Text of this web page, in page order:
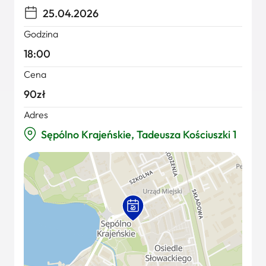
25.04.2026
Godzina
18:00
Cena
90zł
Adres
Sępólno Krajeńskie, Tadeusza Kościuszki 1